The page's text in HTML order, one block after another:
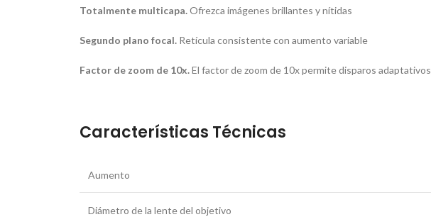
Totalmente multicapa.Ofrezca imágenes brillantes y nítidas
Segundo plano focal. Retícula consistente con aumento variable
Factor de zoom de 10x.El factor de zoom de 10x permite disparos adaptativos
Características Técnicas
Aumento
Diámetro de la lente del objetivo